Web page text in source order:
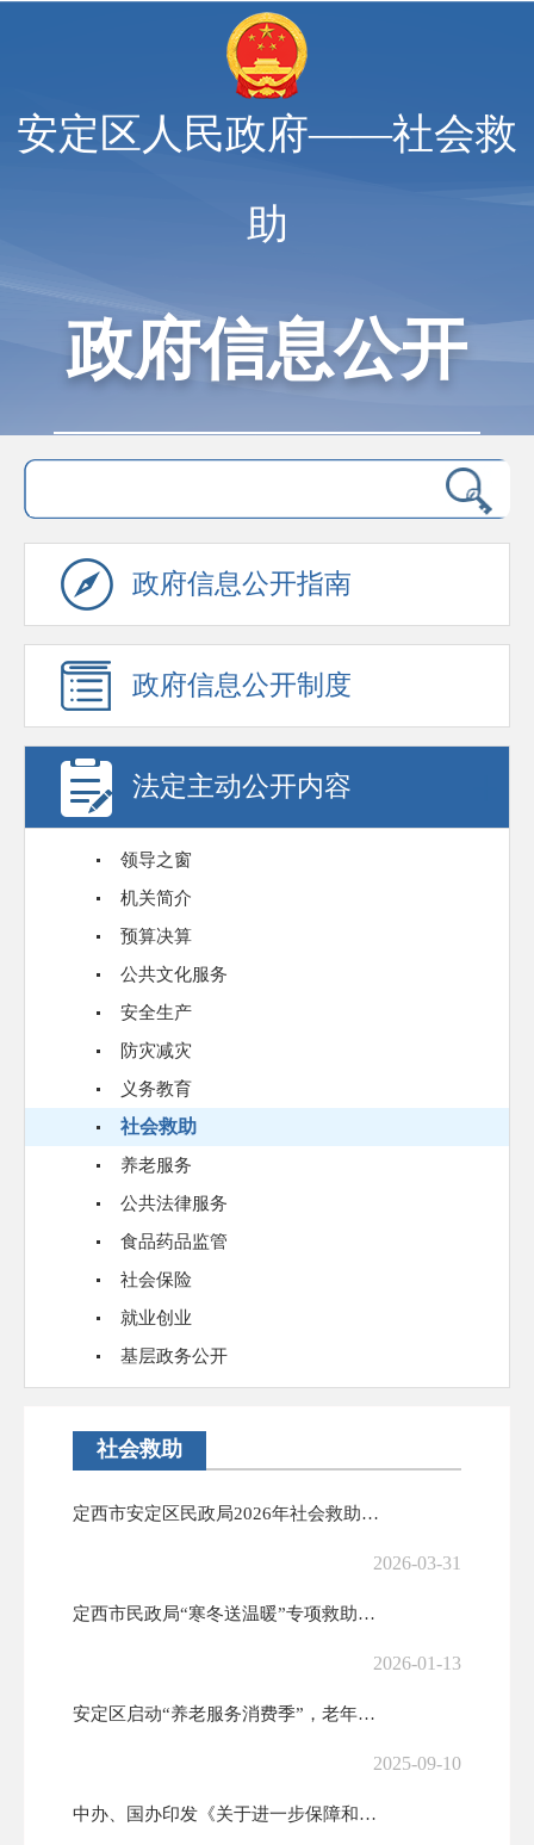
安定区人民政府——社会救
助
政府信息公开
政府信息公开指南
政府信息公开制度
法定主动公开内容
领导之窗
机关简介
预算决算
公共文化服务
安全生产
防灾减灾
义务教育
社会救助
养老服务
公共法律服务
食品药品监管
社会保险
就业创业
基层政务公开
社会救助
定西市安定区民政局2026年社会救助政策宣传‖刚性支出困难家庭
2026-03-31
定西市民政局“寒冬送温暖”专项救助行动倡议书
2026-01-13
安定区启动“养老服务消费季”，老年助餐优惠券来了！
2025-09-10
中办、国办印发《关于进一步保障和改善民生 着力解决群众急难愁盼的意见...